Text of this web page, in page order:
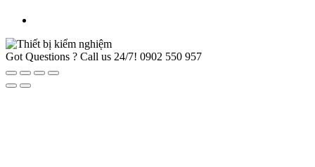
Got Questions ? Call us 24/7! 0902 550 957